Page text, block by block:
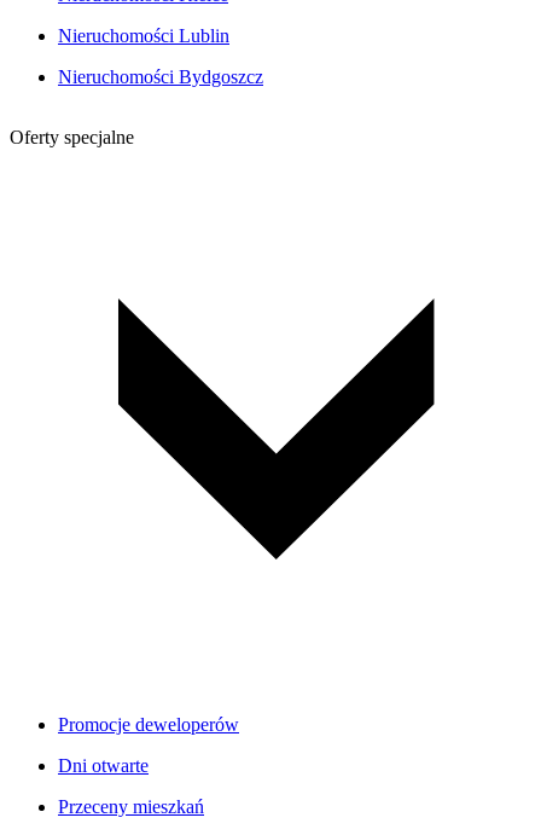
Nieruchomości Lublin
Nieruchomości Bydgoszcz
Oferty specjalne
Promocje deweloperów
Dni otwarte
Przeceny mieszkań